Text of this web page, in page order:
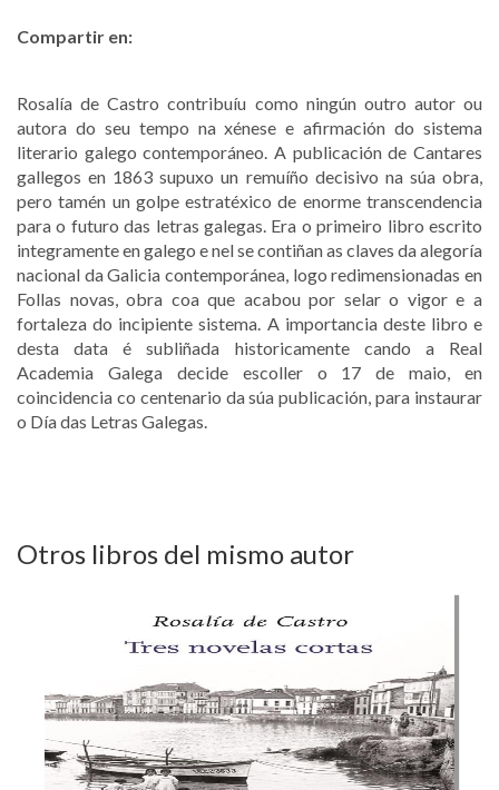
Compartir en:
Rosalía de Castro contribuíu como ningún outro autor ou
autora do seu tempo na xénese e afirmación do sistema
literario galego contemporáneo. A publicación de Cantares
gallegos en 1863 supuxo un remuíño decisivo na súa obra,
pero tamén un golpe estratéxico de enorme transcendencia
para o futuro das letras galegas. Era o primeiro libro escrito
integramente en galego e nel se contiñan as claves da alegoría
nacional da Galicia contemporánea, logo redimensionadas en
Follas novas, obra coa que acabou por selar o vigor e a
fortaleza do incipiente sistema. A importancia deste libro e
desta data é subliñada historicamente cando a Real
Academia Galega decide escoller o 17 de maio, en
coincidencia co centenario da súa publicación, para instaurar
o Día das Letras Galegas.
Otros libros del mismo autor